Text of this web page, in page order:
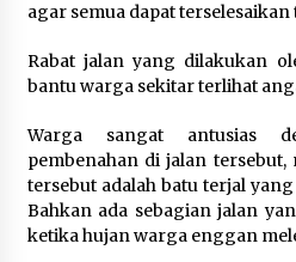
8 Agustus
9 Kopi
untuk
8 Agustus
agar semua dapat terselesaikan
Rabat jalan yang dilakukan
bantu warga sekitar terlihat
Warga sangat antusias
pembenahan di jalan
tersebut adalah batu terjal
Bahkan ada sebagian jalan
ketika hujan warga enggan